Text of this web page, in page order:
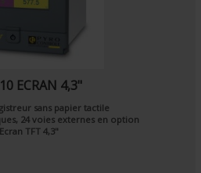
ECRAN 4,3"
sans papier tactile
24 voies externes en option
TFT 4,3"